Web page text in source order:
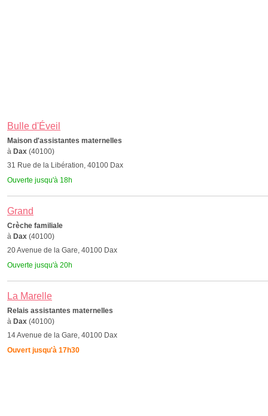
Bulle d'Éveil
Maison d'assistantes maternelles
à Dax (40100)
31 Rue de la Libération, 40100 Dax
Ouverte jusqu'à 18h
Grand
Crèche familiale
à Dax (40100)
20 Avenue de la Gare, 40100 Dax
Ouverte jusqu'à 20h
La Marelle
Relais assistantes maternelles
à Dax (40100)
14 Avenue de la Gare, 40100 Dax
Ouvert jusqu'à 17h30